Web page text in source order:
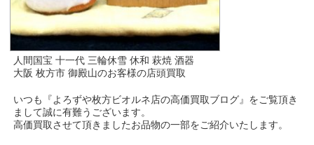
人間国宝 十一代 三輪休雪 休和 萩焼 酒器
大阪 枚方市 御殿山のお客様の店頭買取
いつも『よろずや枚方ビオルネ店の高価買取ブログ』をご覧頂き
まして誠に有難うございます。
高価買取させて頂きましたお品物の一部をご紹介いたします。